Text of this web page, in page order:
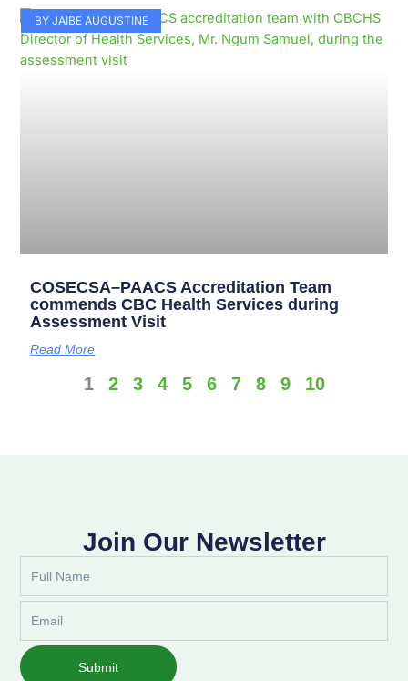
BY JAIBE AUGUSTINE
COSECSA–PAACS Accreditation Team
commends CBC Health Services during
Assessment Visit
Read More
1 2 3 4 5 6 7 8 9 10
Join Our Newsletter
Name
Submit